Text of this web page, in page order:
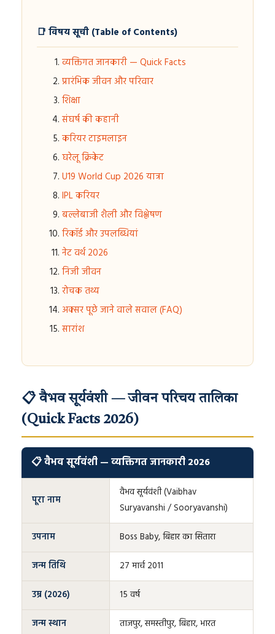
📑 विषय सूची (Table of Contents)
व्यक्तिगत जानकारी — Quick Facts
प्रारंभिक जीवन और परिवार
शिक्षा
संघर्ष की कहानी
करियर टाइमलाइन
घरेलू क्रिकेट
U19 World Cup 2026 यात्रा
IPL करियर
बल्लेबाजी शैली और विश्लेषण
रिकॉर्ड और उपलब्धियां
नेट वर्थ 2026
निजी जीवन
रोचक तथ्य
अक्सर पूछे जाने वाले सवाल (FAQ)
सारांश
📋 वैभव सूर्यवंशी — जीवन परिचय तालिका
(Quick Facts 2026)
📋 वैभव सूर्यवंशी — व्यक्तिगत जानकारी 2026
पूरा नाम
वैभव सूर्यवंशी (Vaibhav
Suryavanshi / Sooryavanshi)
उपनाम Boss Baby, बिहार का सितारा
जन्म तिथि 27 मार्च 2011
उम्र (2026) 15 वर्ष
जन्म स्थान ताजपुर, समस्तीपुर, बिहार, भारत